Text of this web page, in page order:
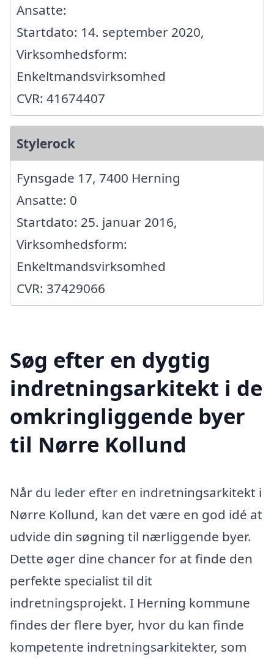
Ansatte:
Startdato: 14. september 2020,
Virksomhedsform:
Enkeltmandsvirksomhed
CVR: 41674407
Stylerock
Fynsgade 17, 7400 Herning
Ansatte: 0
Startdato: 25. januar 2016,
Virksomhedsform:
Enkeltmandsvirksomhed
CVR: 37429066
Søg efter en dygtig
indretningsarkitekt i de
omkringliggende byer
til Nørre Kollund
Når du leder efter en indretningsarkitekt i
Nørre Kollund, kan det være en god idé at
udvide din søgning til nærliggende byer.
Dette øger dine chancer for at finde den
perfekte specialist til dit
indretningsprojekt. I Herning kommune
findes der flere byer, hvor du kan finde
kompetente indretningsarkitekter, som